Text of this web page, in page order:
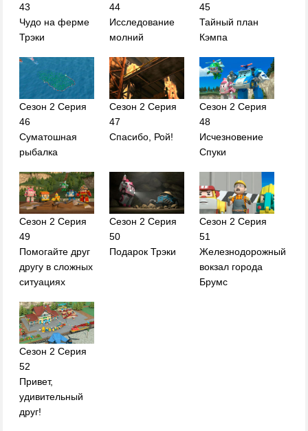
43
Чудо на ферме
Трэки
44
Исследование
молний
45
Тайный план
Кэмпа
Сезон 2 Серия
46
Суматошная
рыбалка
Сезон 2 Серия
47
Спасибо, Рой!
Сезон 2 Серия
48
Исчезновение
Спуки
Сезон 2 Серия
49
Помогайте друг
другу в сложных
ситуациях
Сезон 2 Серия
50
Подарок Трэки
Сезон 2 Серия
51
Железнодорожный
вокзал города
Брумс
Сезон 2 Серия
52
Привет,
удивительный
друг!